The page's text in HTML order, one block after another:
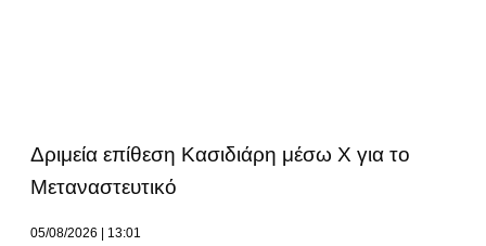
Δριμεία επίθεση Κασιδιάρη μέσω Χ για το
Μεταναστευτικό
05/08/2026 13:01